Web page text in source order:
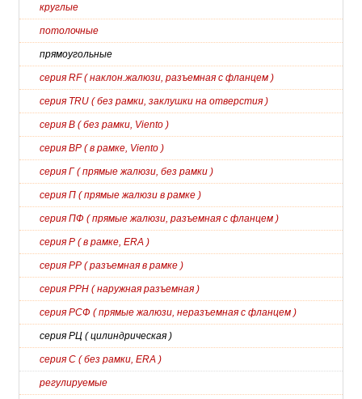
круглые
потолочные
прямоугольные
серия RF ( наклон.жалюзи, разъемная с фланцем )
серия TRU ( без рамки, заклушки на отверстия )
серия В ( без рамки, Viento )
серия ВР ( в рамке, Viento )
серия Г ( прямые жалюзи, без рамки )
серия П ( прямые жалюзи в рамке )
серия ПФ ( прямые жалюзи, разъемная с фланцем )
серия Р ( в рамке, ERA )
серия РР ( разъемная в рамке )
серия РРН ( наружная разъемная )
серия РСФ ( прямые жалюзи, неразъемная с фланцем )
серия РЦ ( цилиндрическая )
серия С ( без рамки, ERA )
регулируемые